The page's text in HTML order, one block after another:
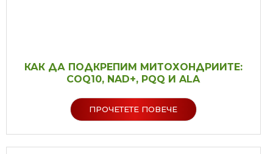
КАК ДА ПОДКРЕПИМ МИТОХОНДРИИТЕ:
COQ10, NAD+, PQQ И ALA
ПРОЧЕТЕТЕ ПОВЕЧЕ